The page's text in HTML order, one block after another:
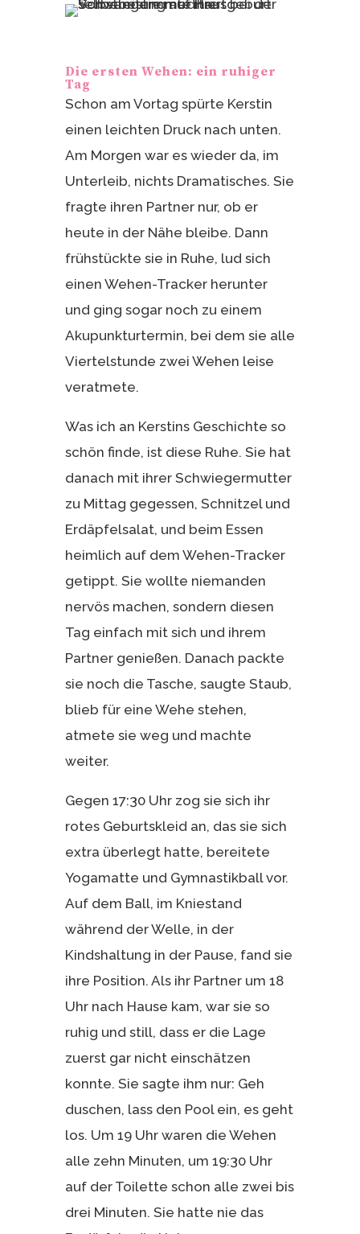
Die ersten Wehen: ein ruhiger
Tag
Schon am Vortag spürte Kerstin
einen leichten Druck nach unten.
Am Morgen war es wieder da, im
Unterleib, nichts Dramatisches. Sie
fragte ihren Partner nur, ob er
heute in der Nähe bleibe. Dann
frühstückte sie in Ruhe, lud sich
einen Wehen-Tracker herunter
und ging sogar noch zu einem
Akupunkturtermin, bei dem sie alle
Viertelstunde zwei Wehen leise
veratmete.
Was ich an Kerstins Geschichte so
schön finde, ist diese Ruhe. Sie hat
danach mit ihrer Schwiegermutter
zu Mittag gegessen, Schnitzel und
Erdäpfelsalat, und beim Essen
heimlich auf dem Wehen-Tracker
getippt. Sie wollte niemanden
nervös machen, sondern diesen
Tag einfach mit sich und ihrem
Partner genießen. Danach packte
sie noch die Tasche, saugte Staub,
blieb für eine Wehe stehen,
atmete sie weg und machte
weiter.
Gegen 17:30 Uhr zog sie sich ihr
rotes Geburtskleid an, das sie sich
extra überlegt hatte, bereitete
Yogamatte und Gymnastikball vor.
Auf dem Ball, im Kniestand
während der Welle, in der
Kindshaltung in der Pause, fand sie
ihre Position. Als ihr Partner um 18
Uhr nach Hause kam, war sie so
ruhig und still, dass er die Lage
zuerst gar nicht einschätzen
konnte. Sie sagte ihm nur: Geh
duschen, lass den Pool ein, es geht
los. Um 19 Uhr waren die Wehen
alle zehn Minuten, um 19:30 Uhr
auf der Toilette schon alle zwei bis
drei Minuten. Sie hatte nie das